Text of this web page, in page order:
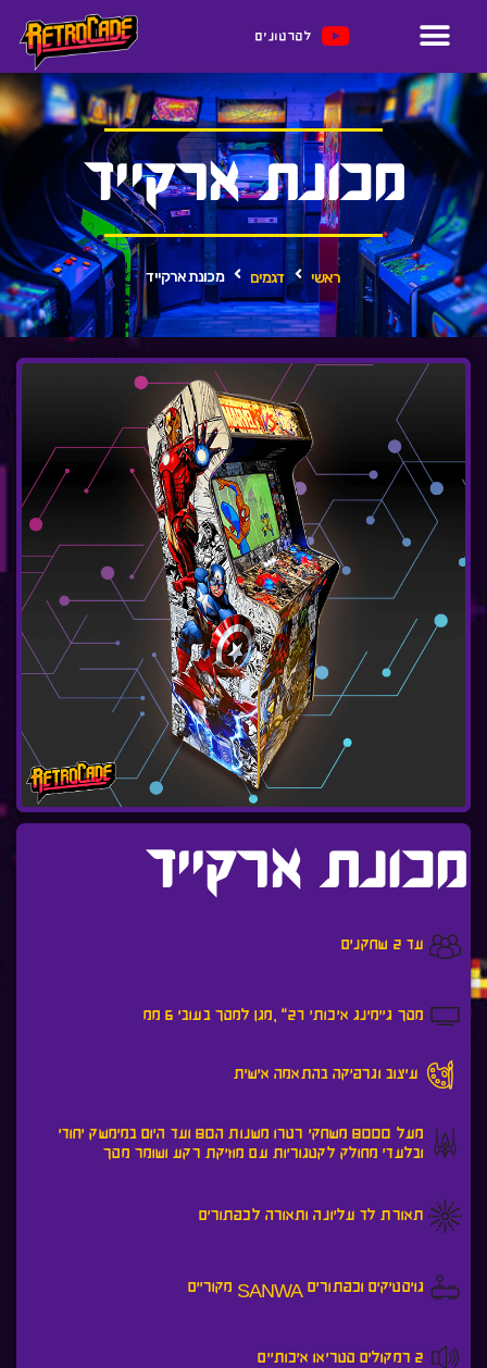
לסרטונים
מכונת ארקייד
ראשי דגמים מכונת ארקייד
מכונת ארקייד
עד 2 שחקנים
מסך גיימינג איכותי 27" ,מגן למסך בעובי 6 ממ
עיצוב וגרפיקה בהתאמה אישית
מעל 8000 משחקי רטרו משנות ה80 ועד היום במימשק יחודי
ובלעדי מחולק לקטגוריות עם מוזיקת רקע ושומר מסך
תאורת לד עליונה ותאורה לכפתורים
גויסטיקים וכפתורים SANWA מקוריים
2 רמקולים סטריאו איכותיים